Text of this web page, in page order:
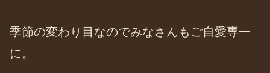
季節の変わり目なのでみなさんもご自愛専一
に。